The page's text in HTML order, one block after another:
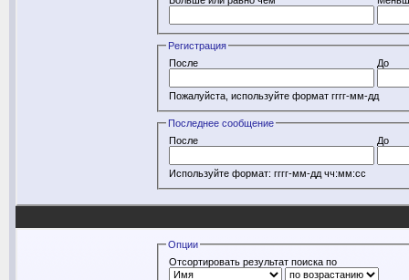
Регистрация
После
До
Пожалуйста, используйте формат гггг-мм-дд
Последнее сообщение
После
До
Используйте формат: гггг-мм-дд чч:мм:сс
Опции
Отсортировать результат поиска по